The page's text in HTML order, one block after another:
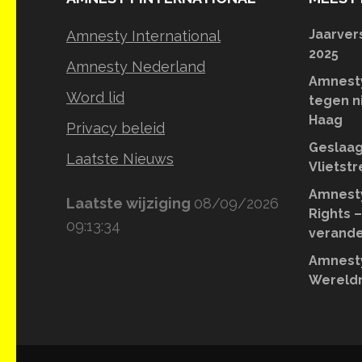
Amnesty International
Amnesty Nederland
Word lid
Privacy beleid
Laatste Nieuws
Laatste wijziging 08/09/2026
09:13:34
2025
tegen
Haag
Rights